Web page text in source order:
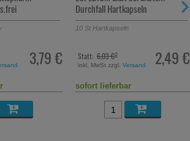
2,49 €
Tabletten
20St Tabletten, überzogen
8,62 €
Statt: 13,53 €²
inkl. MwSt zzgl. Versand
sofort lieferbar